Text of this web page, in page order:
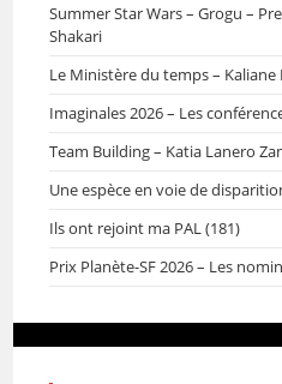
Summer Star Wars – Grogu –
Shakari
Le Ministère du temps – Kaliane
Imaginales 2026 – Les
Team Building – Katia Lanero
Une espèce en voie de
Ils ont rejoint ma PAL (181)
Prix Planète-SF 2026 – Les